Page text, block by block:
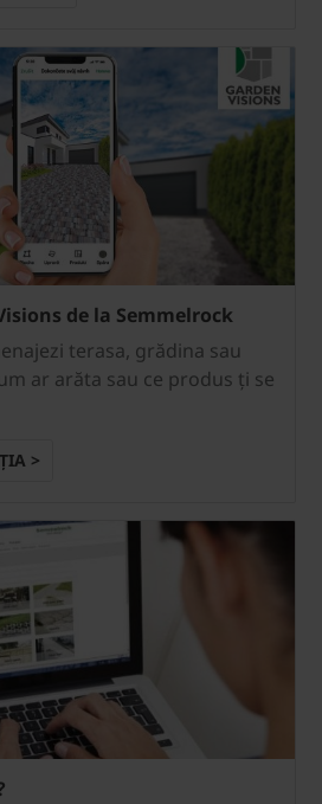
de la Semmelrock
terasa, grădina sau
ar arăta sau ce produs ți se
>